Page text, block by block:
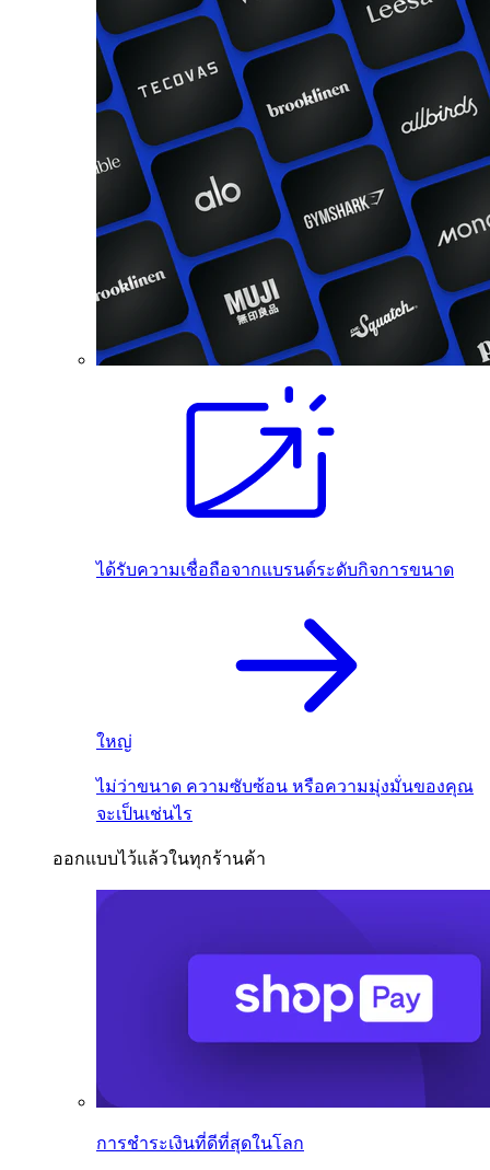
ได้รับความเชื่อถือจากแบรนด์ระดับกิจการขนาด
ใหญ่
ไม่ว่าขนาด ความซับซ้อน หรือความมุ่งมั่นของคุณ
จะเป็นเช่นไร
ออกแบบไว้แล้วในทุกร้านค้า
การชำระเงินที่ดีที่สุดในโลก